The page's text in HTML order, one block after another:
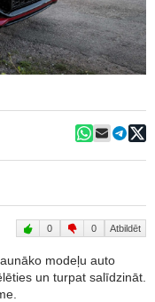
0 0 Atbildēt
modeļu auto
un turpat salīdzināt.